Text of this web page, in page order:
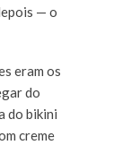
— o
eram os
do
do bikini
creme